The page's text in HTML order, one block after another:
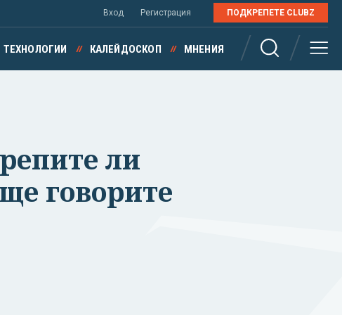
Вход Регистрация ПОДКРЕПЕТЕ CLUBZ
ТЕХНОЛОГИИ КАЛЕЙДОСКОП МНЕНИЯ
ли
говорите